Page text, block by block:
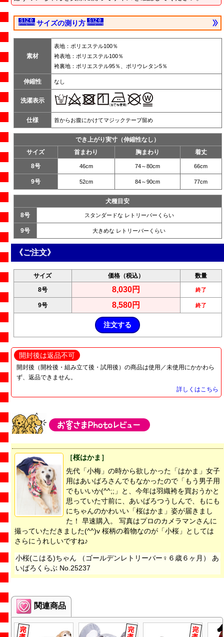
サイズの測り方
素材
表地：ポリエステル100％
袴表地：ポリエステル100％
袴裏地：ポリエステル95％、ポリウレタン5％
伸縮性 なし
洗濯表示
仕様 首からお腹にかけてマジックテープ留め
でき上がり実寸（伸縮性なし）
サイズ
首まわり 胸まわり
着丈
8号
46cm 74～80cm 66cm
9号 52cm 84～90cm 77cm
犬種目安
8号
スタンダードな レトリーバーくらい
9号 大きめな レトリーバーくらい
《ご注文》
サイズ 価格（税込）
数量
8号
8,030円 終了
9号 8,580円 終了
開封後は返品不可
開封後（開栓後・組み立て後・試用後）の商品は使用／未使用にかかわら
ず、返品できません。
詳しくはこちら
［桜はかま］
先代「小梅」の時から欲しかった「はかま」女子
用はあいばろさんでもなかったので「もう男子用
でもいいか(^^;;」と、今年は羽織袴を買おうかと
思っていた寸前に、あいばろつうしんで、もにも
にちゃんのかわいい「桜はかま」姿が届きまし
た！ 早速購入。 写真はプロのカメラマンさんに
撮っていただきました(^^)v 桜柄の着物なのが「小桜」としては
さらにうれしいですね♪
小桜(こはる)ちゃん （ゴールデンレトリーバー♀６歳６ヶ月） あ
いばろくらぶ No.25237
関連商品